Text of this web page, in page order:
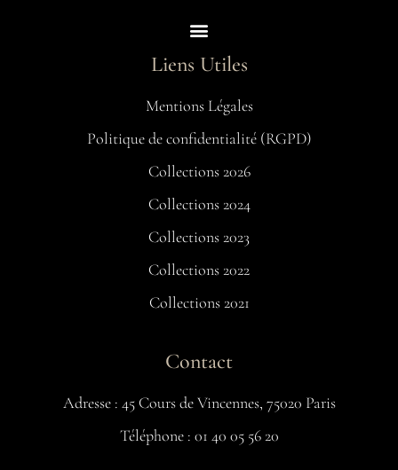
Liens Utiles
Mentions Légales
Politique de confidentialité (RGPD)
Collections 2026
Collections 2024
Collections 2023
Collections 2022
Collections 2021
Contact
Adresse : 45 Cours de Vincennes, 75020 Paris
Téléphone : 01 40 05 56 20